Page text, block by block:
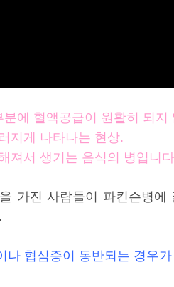
에 혈액공급이 원활히 되지
지게 나타나는 현상.
져서 생기는 음식의 병입니다
가진 사람들이 파킨슨병에
나 협심증이 동반되는 경우